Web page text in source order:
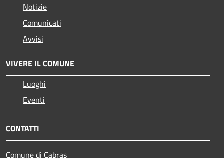
Notizie
Comunicati
Avvisi
VIVERE IL COMUNE
Luoghi
Eventi
CONTATTI
Comune di Cabras